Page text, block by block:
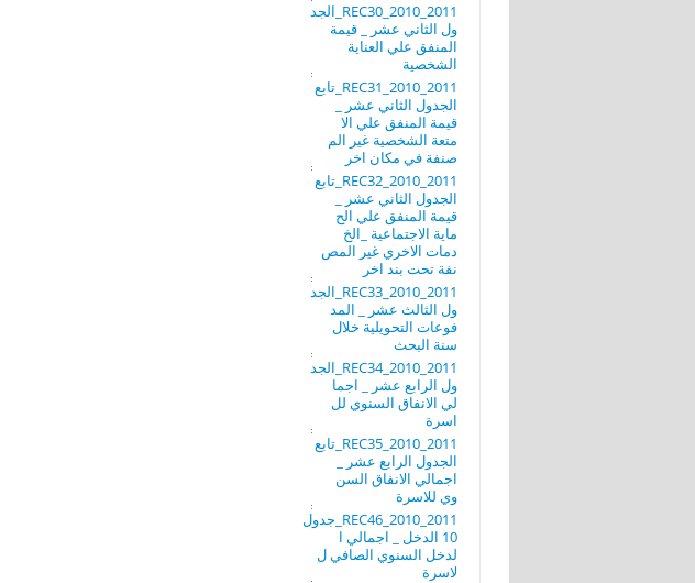
REC30_2010_2011_الجد
ول الثاني عشر _ قيمة
المنفق علي العناية
الشخصية
REC31_2010_2011_تابع
الجدول الثاني عشر _
قيمة المنفق علي الا
متعة الشخصية غير الم
صنفة في مكان اخر
REC32_2010_2011_تابع
الجدول الثاني عشر _
قيمة المنفق علي الح
ماية الاجتماعية _الخ
دمات الاخري غير المص
نفة تحت بند اخر
REC33_2010_2011_الجد
ول الثالث عشر _ المد
فوعات التحويلية خلال
سنة البحث
REC34_2010_2011_الجد
ول الرابع عشر _ اجما
لي الانفاق السنوي لل
اسرة
REC35_2010_2011_تابع
الجدول الرابع عشر _
اجمالي الانفاق السن
وي للاسرة
REC46_2010_2011_جدول
10 الدخل _ اجمالي ا
لدخل السنوي الصافي ل
لاسرة